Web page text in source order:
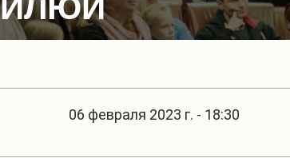
06 февраля 2023 г. - 18:30